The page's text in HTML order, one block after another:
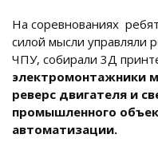
На соревнованиях
силой мысли управляли
ЧПУ, собирали 3Д
электромонтажники
реверс двигателя и
промышленного
автоматизации.